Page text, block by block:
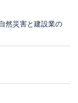
然災害と建設業の